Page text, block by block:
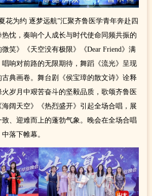
花为约 逐梦远航”汇聚齐鲁医学青年奔赴四
忱，奏响个人成长与时代使命同频共振的
笑》《天空没有极限》《Dear Friend》满
响对前路的无限期待，舞蹈《流光》呈现
典画卷。舞台剧《侯宝璋的散文诗》诠释
岁月中艰苦奋斗的坚毅品质，歌颂齐鲁医
阔天空》《热烈盛开》引起全场合唱，展
、迎难而上的蓬勃气象。晚会在全场合唱
落下帷幕。